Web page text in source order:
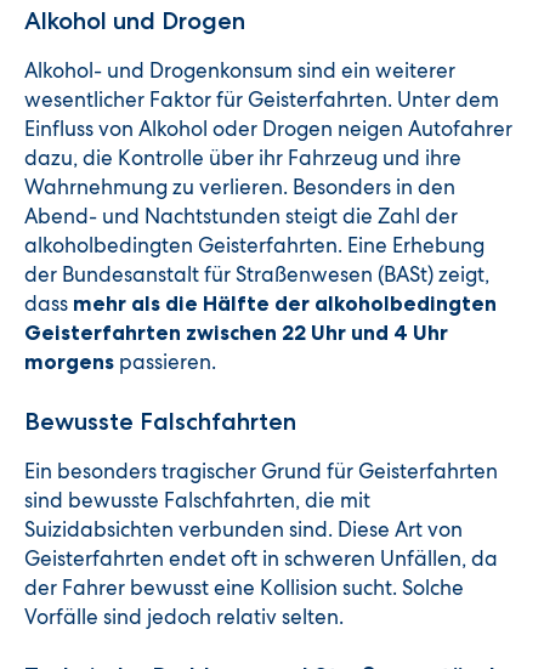
Alkohol und Drogen
Alkohol- und Drogenkonsum sind ein weiterer
wesentlicher Faktor für Geisterfahrten. Unter dem
Einfluss von Alkohol oder Drogen neigen Autofahrer
dazu, die Kontrolle über ihr Fahrzeug und ihre
Wahrnehmung zu verlieren. Besonders in den
Abend- und Nachtstunden steigt die Zahl der
alkoholbedingten Geisterfahrten. Eine Erhebung
der Bundesanstalt für Straßenwesen (BASt) zeigt,
dass mehr als die Hälfte der alkoholbedingten
Geisterfahrten zwischen 22 Uhr und 4 Uhr
morgens passieren.
Bewusste Falschfahrten
Ein besonders tragischer Grund für Geisterfahrten
sind bewusste Falschfahrten, die mit
Suizidabsichten verbunden sind. Diese Art von
Geisterfahrten endet oft in schweren Unfällen, da
der Fahrer bewusst eine Kollision sucht. Solche
Vorfälle sind jedoch relativ selten.